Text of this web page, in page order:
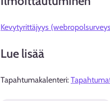
Kevytyrittäjyys
Lue lisää
Tapahtumakalenteri: